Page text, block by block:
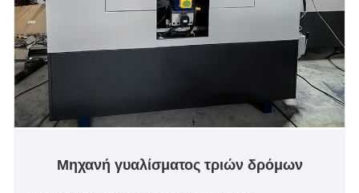
Μηχανή γυαλίσματος τριών δρόμων